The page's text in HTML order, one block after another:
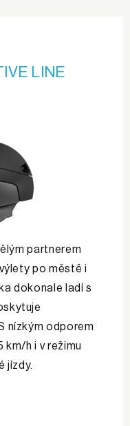
LINE
partnerem
po městě i
dokonale ladí s
nízkým odporem
km/h i v režimu
jízdy.